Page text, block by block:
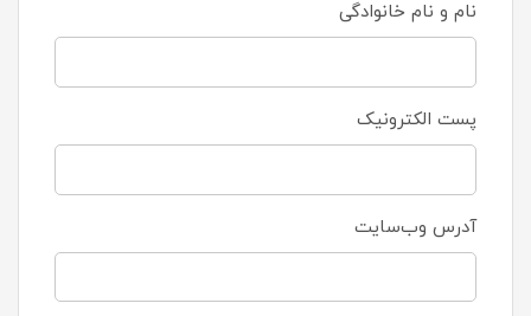
نام و نام خانوادگی
پست الکترونیک
آدرس وب‌سایت